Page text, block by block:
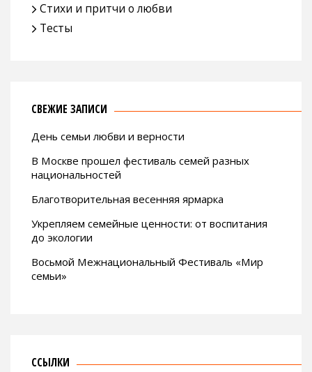
Стихи и притчи о любви
Тесты
СВЕЖИЕ ЗАПИСИ
День семьи любви и верности
В Москве прошел фестиваль семей разных
национальностей
Благотворительная весенняя ярмарка
Укрепляем семейные ценности: от воспитания
до экологии
Восьмой Межнациональный Фестиваль «Мир
семьи»
ССЫЛКИ